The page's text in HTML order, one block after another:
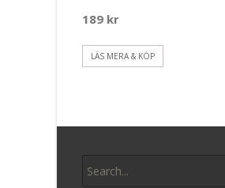
189 kr
LÄS MERA & KÖP
for: